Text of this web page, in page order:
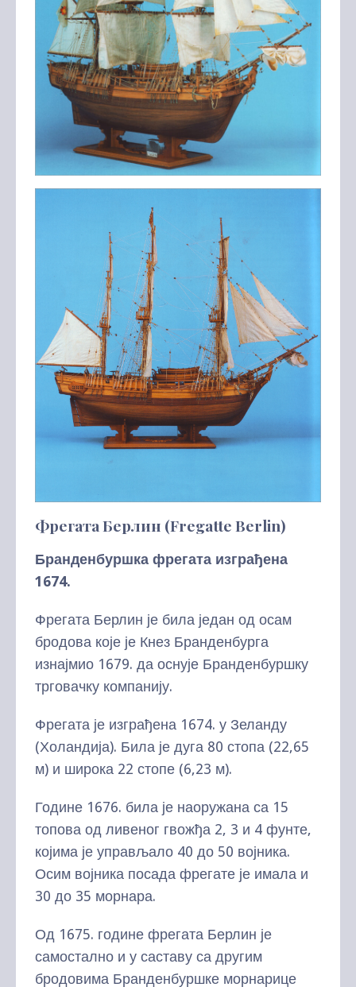
Фрeгата Берлин (Fregatte Berlin)
Бранденбуршка фрегата изграђена
1674.
Фрегата Берлин је била један од осам
бродова које је Кнез Бранденбурга
изнајмио 1679. да оснује Бранденбуршку
трговачку компанију.
Фрегата је изграђена 1674. у Зеланду
(Холандија). Била је дуга 80 стопа (22,65
м) и широка 22 стопе (6,23 м).
Године 1676. била је наоружана са 15
топова од ливеног гвожђа 2, 3 и 4 фунте,
којима је управљало 40 до 50 војника.
Осим војника посада фрегате је имала и
30 до 35 морнара.
Од 1675. године фрегата Берлин је
самостално и у саставу са другим
бродовима Бранденбуршке морнарице